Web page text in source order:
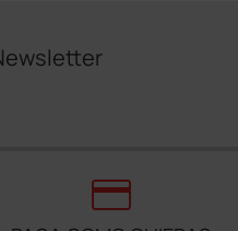
credit_card